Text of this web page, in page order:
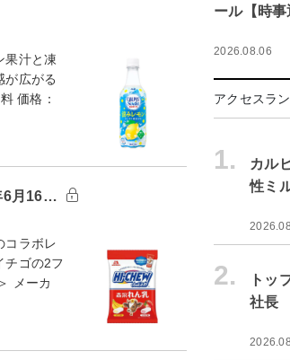
果汁と凍
が広がる
価格：
6月16…
コラボレ
チゴの2フ
メーカ
ール【時事
2026.08.06
アクセスラ
1.
カル
性ミ
2.
トッ
社長